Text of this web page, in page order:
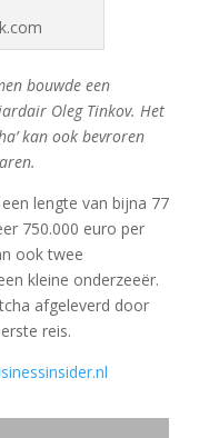
bouwde een
Oleg Tinkov. Het
kan ook bevroren
lengte van bijna 77
750.000 euro per
ook twee
kleine onderzeeër.
afgeleverd door
reis.